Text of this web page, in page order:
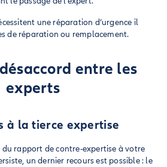
une réparation d’urgence il
de réparation ou remplacement.
entre les
experts
à la tierce expertise
du rapport de contre-expertise à votre
un dernier recours est possible : le